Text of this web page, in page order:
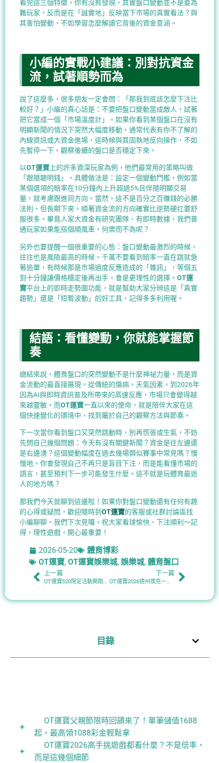
看完這三個特徵，你有沒有發現，其實盤口變動並不是要為
難玩家，反而是在「誠實地」反映當下市場的真實看法？與
其害怕變動，不如學習怎麼解讀它背後的資金意涵。
小編的實戰小建議：別對抗資金
流，試著順勢而為
說了這麼多，很多朋友一定會問：「那我到底該怎麼下注比
較好？」小編的真心話是：不要把盤口變動當成敵人，試著
把它當成一個「市場溫度計」。如果你看到某個盤口在沒有
明顯新聞的情況下突然大幅度移動，通常代表有你不了解的
內線資訊或大資金進場，這時候與其固執地反向操作，不如
先暫停一下，觀察後續的盤口是否穩定下來。
以OT運寶 上的許多資深玩家為例，他們最常用的策略叫做
「跟隨聰明錢」。具體做法是：設定一個變動門檻，例如當
某個選項的賠率在10分鐘內上升超過5%且伴隨明顯交易
量，就考慮跟進同方向。當然，這不是百分之百賺錢的必勝
法則，但長期下來，順著資金流的方向確實比逆勢硬扛要舒
服很多。畢竟人家大資金有研究團隊、有即時數據，我們普
通玩家如果能搭個順風車，何樂而不為呢？
另外也要提醒一個很重要的心態：盤口變動最激烈的時候，
往往也是風險最高的時候。千萬不要看到賠率一直在跳就急
著追單，有時候那是市場過度反應造成的「雜訊」，等個五
到十分鐘讓價格穩定後再出手，會是更理性的選擇。 OT運
寶平台上的即時走勢圖功能，就是幫助大家分辨這是「真實
趨勢」還是「短暫波動」的好工具，記得多多利用喔。
結語：看懂變動，你就能掌握節
奏
總結來說，體育盤口的突然變動不是什麼神祕力量，而是資
金流動的最直接展現。從傳統的傷病、天氣因素，到2026年
因為AI與即時資訊普及所帶來的高速反應，市場只會變得越
來越靈敏。而OT運寶一直以來的使命，就是陪伴大家在這
個快速變化的環境中，找到屬於自己的觀察方法與節奏。
下一次當你看到盤口又突然跳動時，別再慌張或生氣，不妨
先問自己幾個問題：今天有沒有關鍵新聞？資金是往左邊還
是右邊湧？這個變動幅度在過去幾場類似賽事中常見嗎？慢
慢地，你會發現自己不再只是盲目下注，而是能看懂市場的
語言，甚至預判下一步可能發生什麼。這不就是玩體育最迷
人的地方嗎？
那我們今天就聊到這邊啦！如果你對盤口變動還有任何有趣
的心得或疑問，歡迎隨時到 OT運寶的客服或社群討論區找
小編聊聊。我們下次見囉，祝大家看球愉快、下注順利～記
得，理性遊戲，開心最重要！
2026-05-20
體育博彩
OT運寶, OT運寶娛樂城, 娛樂城, 體育盤口
上一篇
OT運寶520限定活動開跑｜愛意加碼最高領388彩金，甜蜜直接翻倍
下一篇
OT運寶2026德州撲克一直被壓制怎麼處理？中低桌實戰應對整理
目錄
OT運寶父親節限時回饋來了！單筆儲值1688
起，最高領1088彩金輕鬆拿
OT運寶2026高手挑遊戲都看什麼？不是倍率，
而是這幾個細節